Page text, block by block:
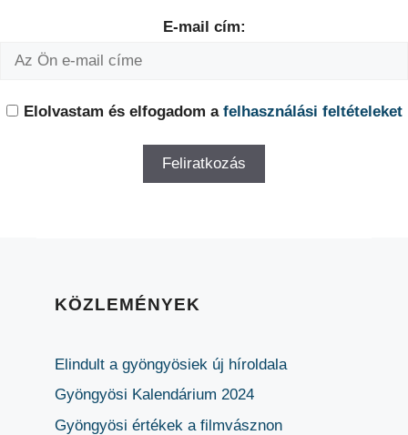
E-mail cím:
Elolvastam és elfogadom a felhasználási feltételeket
KÖZLEMÉNYEK
Elindult a gyöngyösiek új híroldala
Gyöngyösi Kalendárium 2024
Gyöngyösi értékek a filmvásznon